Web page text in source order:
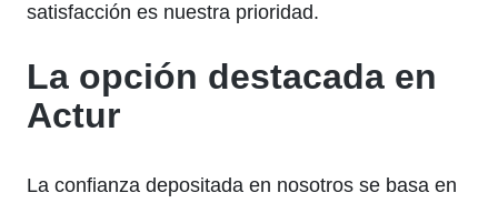
satisfacción es nuestra prioridad.
La opción destacada en
Actur
La confianza depositada en nosotros se basa en